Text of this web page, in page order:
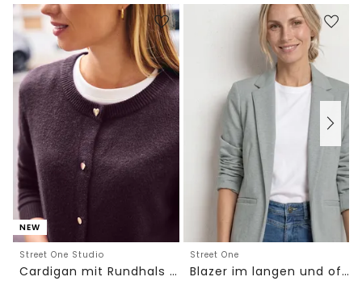
NEW
Street One Studio
Cardigan mit Rundhals und Knöpfen
Street One
Blazer im langen und offenen Schnitt